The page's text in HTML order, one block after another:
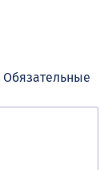
Обязательные